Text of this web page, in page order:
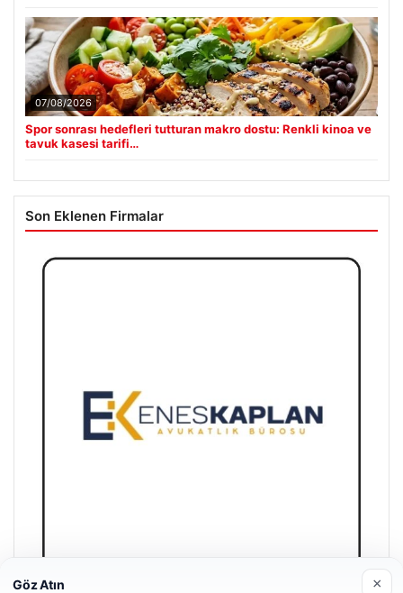
07/08/2026
Spor sonrası hedefleri tutturan makro dostu: Renkli kinoa ve
tavuk kasesi tarifi…
Son Eklenen Firmalar
Göz Atın ×